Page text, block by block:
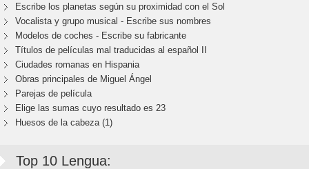
Escribe los planetas según su proximidad con el Sol
Vocalista y grupo musical - Escribe sus nombres
Modelos de coches - Escribe su fabricante
Títulos de películas mal traducidas al español II
Ciudades romanas en Hispania
Obras principales de Miguel Ángel
Parejas de película
Elige las sumas cuyo resultado es 23
Huesos de la cabeza (1)
Top 10 Lengua: